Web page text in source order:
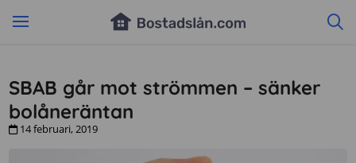
SBAB går mot strömmen – sänker
bolåneräntan
14 februari, 2019